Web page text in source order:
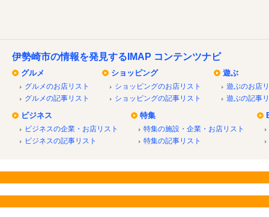
伊勢崎市の情報を発見するIMAP コンテンツナビ
グルメ
グルメのお店リスト
グルメの記事リスト
ショッピング
ショッピングのお店リスト
ショッピングの記事リスト
遊ぶ
遊ぶのお店
遊ぶの記事
ビジネス
ビジネスの企業・お店リスト
ビジネスの記事リスト
特集
特集の施設・企業・お店リスト
特集の記事リスト